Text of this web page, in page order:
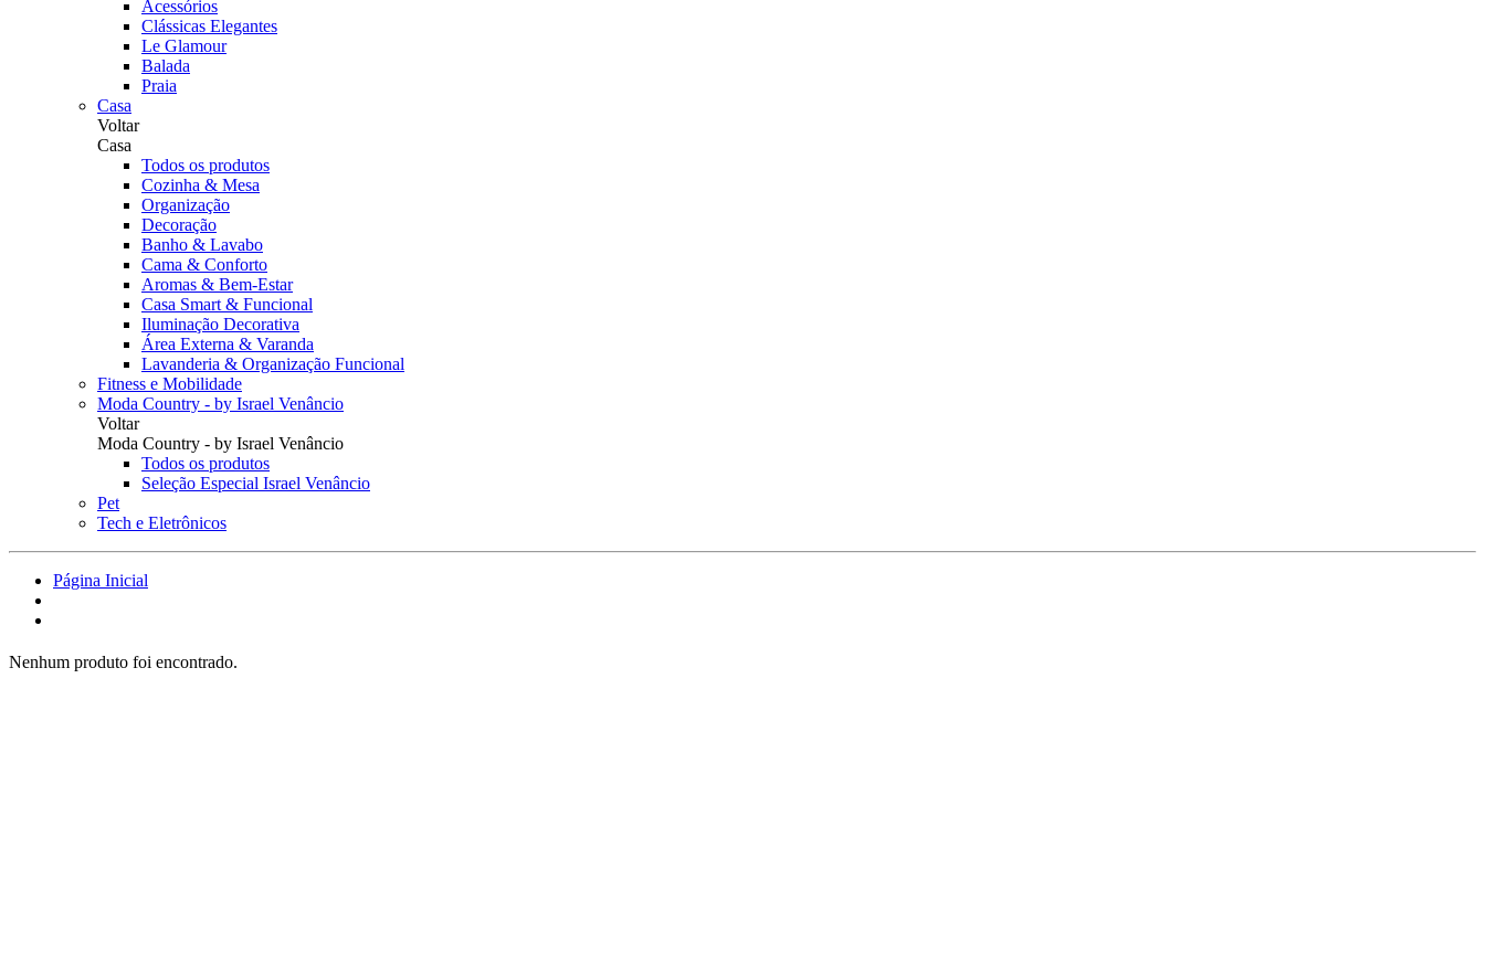
Acessórios
Clássicas Elegantes
Le Glamour
Balada
Praia
Casa
Voltar
Casa
Todos os produtos
Cozinha & Mesa
Organização
Decoração
Banho & Lavabo
Cama & Conforto
Aromas & Bem-Estar
Casa Smart & Funcional
Iluminação Decorativa
Área Externa & Varanda
Lavanderia & Organização Funcional
Fitness e Mobilidade
Moda Country - by Israel Venâncio
Voltar
Moda Country - by Israel Venâncio
Todos os produtos
Seleção Especial Israel Venâncio
Pet
Tech e Eletrônicos
Página Inicial
Nenhum produto foi encontrado.